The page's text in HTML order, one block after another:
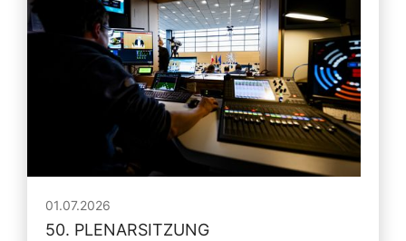
01.07.2026
50. PLENARSITZUNG